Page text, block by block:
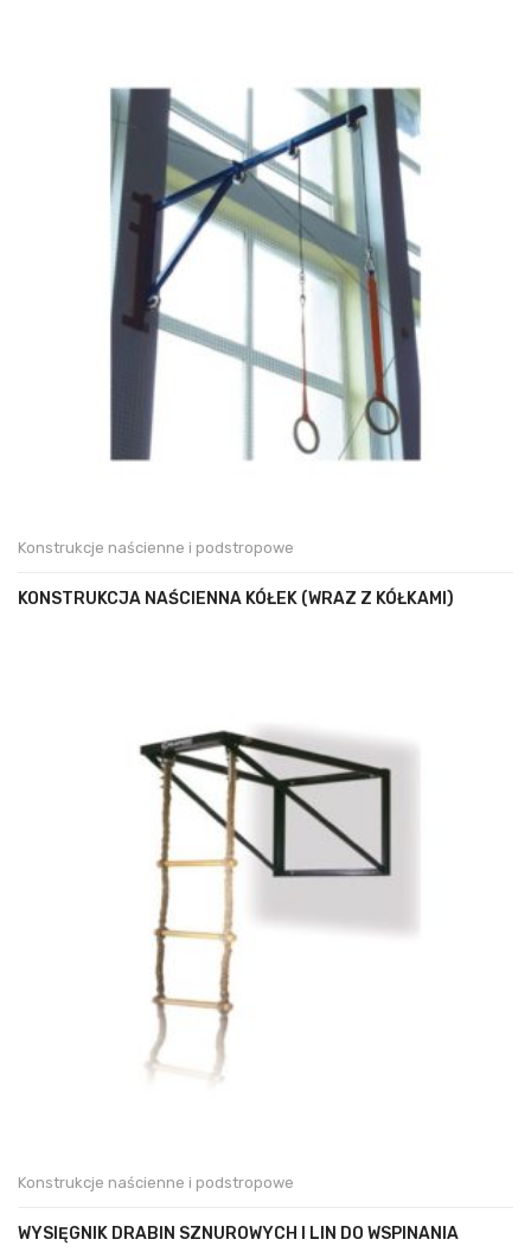
Konstrukcje naścienne i podstropowe
KONSTRUKCJA NAŚCIENNA KÓŁEK (WRAZ Z KÓŁKAMI)
Konstrukcje naścienne i podstropowe
WYSIĘGNIK DRABIN SZNUROWYCH I LIN DO WSPINANIA